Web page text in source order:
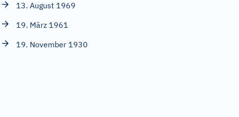
13. August 1969
19. März 1961
19. November 1930